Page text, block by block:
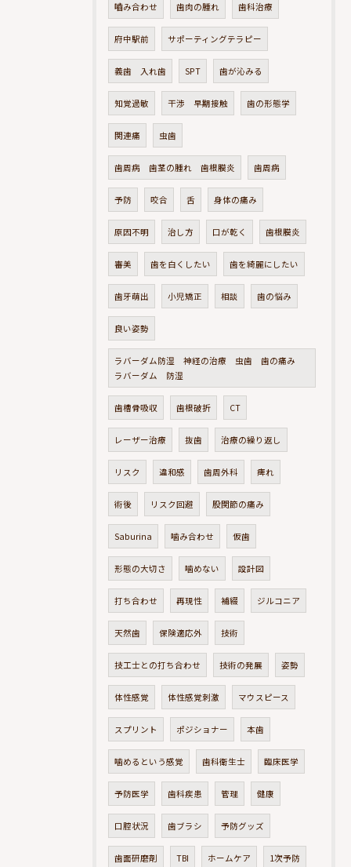
嚙み合わせ 歯肉の腫れ 歯科治療
府中駅前 サポーティングテラピー
義歯 入れ歯 SPT 歯が沁みる
知覚過敏 干渉 早期接触 歯の形態学
関連痛 虫歯
歯周病 歯茎の腫れ 歯根膜炎 歯周病
予防 咬合 舌 身体の痛み
原因不明 治し方 口が乾く 歯根膜炎
審美 歯を白くしたい 歯を綺麗にしたい
歯牙萌出 小児矯正 相談 歯の悩み
良い姿勢
ラバーダム防湿 神経の治療 虫歯 歯の痛み
ラバーダム 防湿
歯槽骨吸収 歯根破折 CT
レーザー治療 抜歯 治療の繰り返し
リスク 違和感 歯周外科 痺れ
術後 リスク回避 股関節の痛み
Saburina 噛み合わせ 仮歯
形態の大切さ 噛めない 設計図
打ち合わせ 再現性 補綴 ジルコニア
天然歯 保険適応外 技術
技工士との打ち合わせ 技術の発展 姿勢
体性感覚 体性感覚刺激 マウスピース
スプリント ポジショナー 本歯
噛めるという感覚 歯科衛生士 臨床医学
予防医学 歯科疾患 管理 健康
口腔状況 歯ブラシ 予防グッズ
歯面研磨剤 TBI ホームケア 1次予防